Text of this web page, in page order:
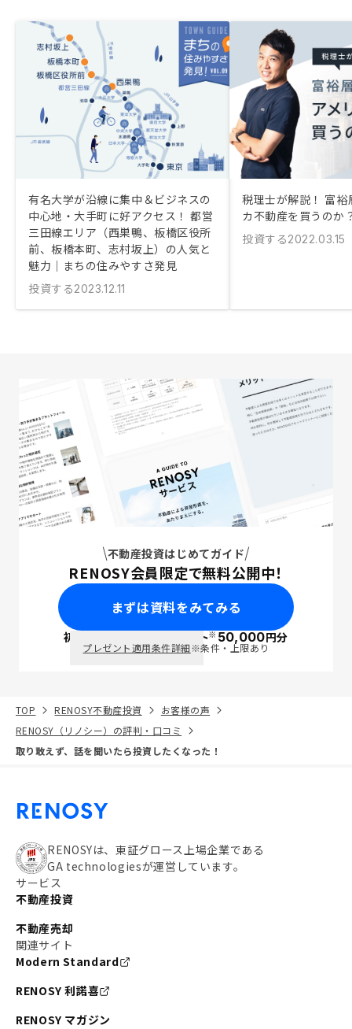
有名大学が沿線に集中＆ビジネスの
中心地・大手町に好アクセス！ 都営
三田線エリア（西巣鴨、板橋区役所
前、板橋本町、志村坂上）の人気と
魅力｜まちの住みやすさ発見
投資する2023.12.11
税理士が解説！ 富裕
カ不動産を買うのか
投資する2022.03.15
不動産投資はじめてガイド
RENOSY会員限定で無料公開中！
まずは資料をみてみる
初回面談で ポイント※50,000円分
プレゼント適用条件詳細※条件・上限あり
TOP RENOSY不動産投資
お客様の声
RENOSY（リノシー）の評判・口コミ
取り敢えず、話を聞いたら投資したくなった！
RENOSYは、東証グロース上場企業である
GA technologiesが運営しています。
サービス
不動産投資
不動産売却
関連サイト
Modern Standard
RENOSY 利諾喜
RENOSY マガジン